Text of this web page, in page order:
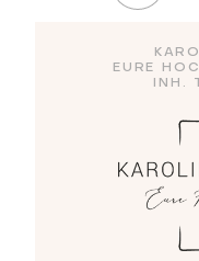
EURE
INH.